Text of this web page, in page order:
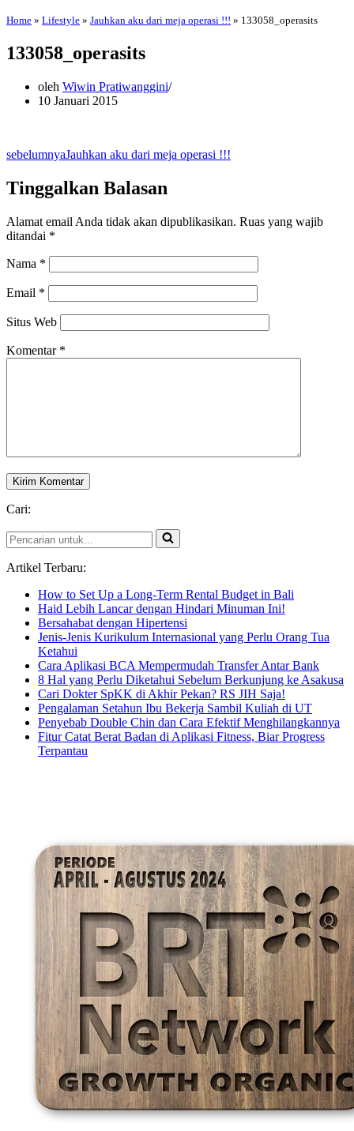
Home » Lifestyle » Jauhkan aku dari meja operasi !!! » 133058_operasits
133058_operasits
oleh Wiwin Pratiwanggini
10 Januari 2015
sebelumnyaJauhkan aku dari meja operasi !!!
Tinggalkan Balasan
Alamat email Anda tidak akan dipublikasikan. Ruas yang wajib
ditandai *
Nama *
Email *
Situs Web
Komentar *
Cari:
Pencarian
untuk...
Artikel Terbaru:
How to Set Up a Long-Term Rental Budget in Bali
Haid Lebih Lancar dengan Hindari Minuman Ini!
Bersahabat dengan Hipertensi
Jenis-Jenis Kurikulum Internasional yang Perlu Orang Tua
Ketahui
Cara Aplikasi BCA Mempermudah Transfer Antar Bank
8 Hal yang Perlu Diketahui Sebelum Berkunjung ke Asakusa
Cari Dokter SpKK di Akhir Pekan? RS JIH Saja!
Pengalaman Setahun Ibu Bekerja Sambil Kuliah di UT
Penyebab Double Chin dan Cara Efektif Menghilangkannya
Fitur Catat Berat Badan di Aplikasi Fitness, Biar Progress
Terpantau